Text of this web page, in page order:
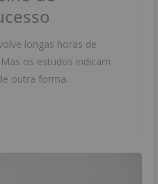
longas horas de
os estudos indicam
outra forma.